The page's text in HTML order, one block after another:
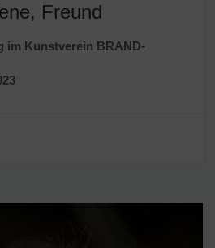
Freund
im Kunstverein BRAND-